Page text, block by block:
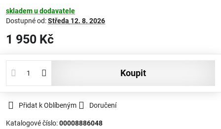
skladem u dodavatele
Dostupné od:Středa 12. 8. 2026
1 950 Kč
koupit
Přidat k Oblíbeným Doručení
Katalogové číslo:00008886048